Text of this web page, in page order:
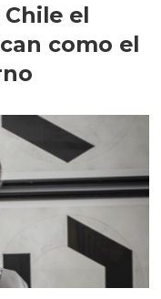
el
como el